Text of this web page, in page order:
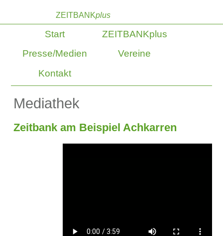
ZEITBANKplus
Start
ZEITBANKplus
Presse/Medien
Vereine
Kontakt
Mediathek
Zeitbank am Beispiel Achkarren